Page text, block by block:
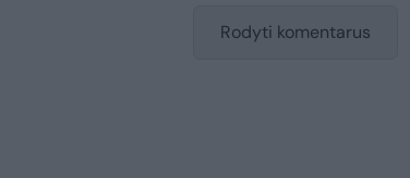
Rodyti komentarus